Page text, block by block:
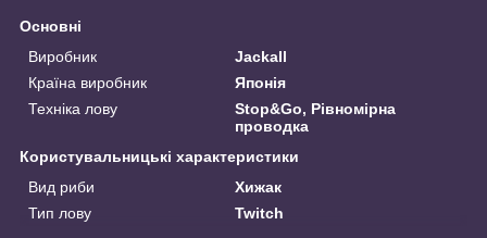
Основні
Виробник
Jackall
Країна виробник
Японія
Техніка лову
Stop&Go, Рівномірна
проводка
Користувальницькі характеристики
Вид риби
Хижак
Тип лову
Twitch